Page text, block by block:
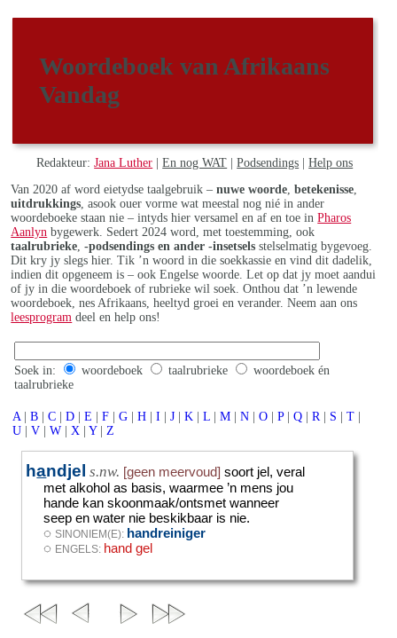
Woordeboek van Afrikaans
Vandag
Redakteur:Jana Luther |En nog WAT |Podsendings |Help ons
Van 2020 af word eietydse taalgebruik –nuwe woorde ,betekenisse
uitdrukkings , asook ouer vorme wat meestal nog nié in ander
woordeboeke staan nie – intyds hier versamel en af en toe inPharos
Aanlyn bygewerk. Sedert 2024 word, met toestemming, ook
taalrubrieke ,-podsendings en ander -insetsels stelselmatig bygevoeg.
Dit kry jy slegs hier. Tik ’n woord in die soekkassie en vind dit dadelik,
indien dit opgeneem is – ook Engelse woorde. Let op dat jy moet aandui
of jy in die woordeboek of rubrieke wil soek. Onthou dat ’n lewende
woordeboek, nes Afrikaans, heeltyd groei en verander. Neem aan ons
leesprogram deel en help ons!
Soek in: woordeboek taalrubrieke
woordeboek én
taalrubrieke
A | B | C | D | E | F | G | H | I | J | K | L | M | N | O | P | Q | R | S | T |
U | V | W | X | Y | Z
handjel s.nw. [geen meervoud] soort jel, veral
met alkohol as basis, waarmee ’n mens jou
hande kan skoonmaak/ontsmet wanneer
seep en water nie beskikbaar is nie.
◌SINONIEM(E): handreiniger
◌ ENGELS: hand gel